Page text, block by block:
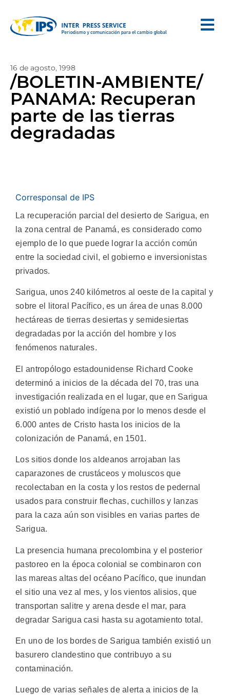
16 de agosto, 1998
/BOLETIN-AMBIENTE/
PANAMA: Recuperan
parte de las tierras
degradadas
Corresponsal de IPS
La recuperación parcial del desierto de Sarigua, en
la zona central de Panamá, es considerado como
ejemplo de lo que puede lograr la acción común
entre la sociedad civil, el gobierno e inversionistas
privados.
Sarigua, unos 240 kilómetros al oeste de la capital y
sobre el litoral Pacífico, es un área de unas 8.000
hectáreas de tierras desiertas y semidesiertas
degradadas por la acción del hombre y los
fenómenos naturales.
El antropólogo estadounidense Richard Cooke
determinó a inicios de la década del 70, tras una
investigación realizada en el lugar, que en Sarigua
existió un poblado indígena por lo menos desde el
6.000 antes de Cristo hasta los inicios de la
colonización de Panamá, en 1501.
Los sitios donde los aldeanos arrojaban las
caparazones de crustáceos y moluscos que
recolectaban en la costa y los restos de pedernal
usados para construir flechas, cuchillos y lanzas
para la caza aún son visibles en varias partes de
Sarigua.
La presencia humana precolombina y el posterior
pastoreo en la época colonial se combinaron con
las mareas altas del océano Pacífico, que inundan
el sitio una vez al mes, y los vientos alisios, que
transportan salitre y arena desde el mar, para
degradar Sarigua casi hasta su agotamiento total.
En uno de los bordes de Sarigua también existió un
basurero clandestino que contribuyo a su
contaminación.
Luego de varias señales de alerta a inicios de la